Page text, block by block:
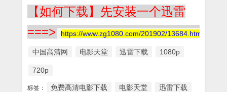
【如何下载】先安装一个迅雷
===>
https://www.zg1080.com/201902/13684.html
中国高清网 电影天堂 迅雷下载 1080p
720p
标签： 免费高清电影下载 电影天堂 迅雷下载